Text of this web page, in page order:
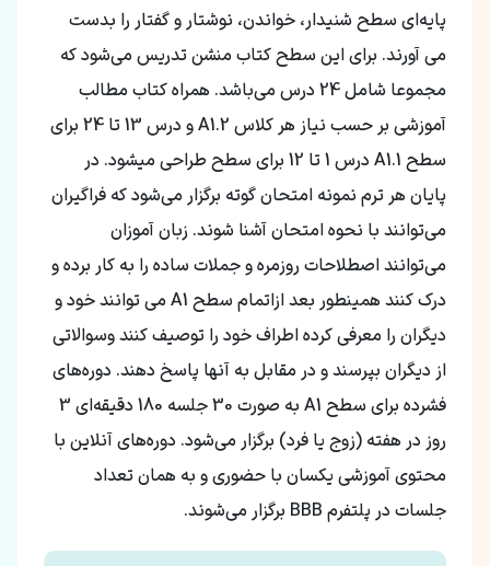
پایه‌ای سطح شنیدار، خواندن، نوشتار و گفتار را بدست
می آورند. برای این سطح کتاب منشن تدریس می‌شود که
مجموعا شامل 24 درس می‌باشد. همراه کتاب مطالب
آموزشی بر حسب نیاز هر کلاس A1.2 و درس 13 تا 24 برای
سطح A1.1 درس 1 تا 12 برای سطح طراحی میشود. در
پایان هر ترم نمونه امتحان گوته برگزار می‌شود که فراگیران
می‌توانند با نحوه امتحان آشنا شوند. زبان آموزان
می‌توانند اصطلاحات روزمره و جملات ساده را به کار برده و
درک کنند همینطور بعد ازاتمام سطح A1 می توانند خود و
دیگران را معرفی کرده اطراف خود را توصیف کنند وسوالاتی
از دیگران بپرسند و در مقابل به آنها پاسخ دهند. دوره‌های
فشرده برای سطح A1 به صورت 30 جلسه‌ 180 دقیقه‌ای 3
روز در هفته (زوج یا فرد) برگزار می‌شود. دوره‌های آنلاین با
محتوی آموزشی یکسان با حضوری و به همان تعداد
جلسات در پلتفرم BBB برگزار می‌شوند.